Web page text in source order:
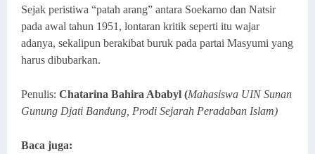
Sejak peristiwa “patah arang” antara Soekarno dan Natsir
pada awal tahun 1951, lontaran kritik seperti itu wajar
adanya, sekalipun berakibat buruk pada partai Masyumi yang
harus dibubarkan.
Penulis: Chatarina Bahira Ababyl (Mahasiswa UINSunan
Gunung Djati Bandung, Prodi Sejarah Peradaban Islam)
Baca juga: